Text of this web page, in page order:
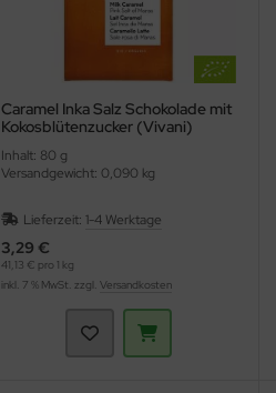
Caramel Inka Salz Schokolade mit
Kokosblütenzucker (Vivani)
Inhalt: 80 g
Versandgewicht: 0,090 kg
Lieferzeit: 1-4 Werktage
3,29 €
41,13 € pro 1 kg
inkl. 7 % MwSt. zzgl. Versandkosten